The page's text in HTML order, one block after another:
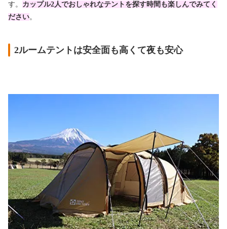
す。 カップル2人でおしゃれなテントを探す時間も楽しんでみてく
ださい。
2ルームテントは安全面も高くて夜も安心